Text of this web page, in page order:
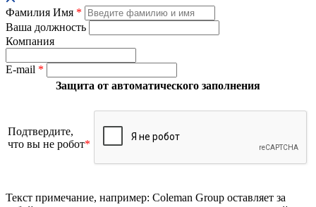
Фамилия Имя *
Ваша должность
Компания
E-mail *
Защита от автоматического заполнения
Подтвердите,
что вы не робот*
Текст примечание, например: Coleman Group оставляет за